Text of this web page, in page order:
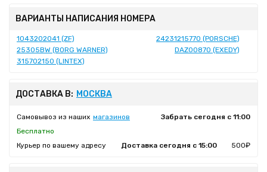
ВАРИАНТЫ НАПИСАНИЯ НОМЕРА
1043202041 (ZF)
24231215770 (PORSCHE)
25305BW (BORG WARNER)
DAZ00870 (EXEDY)
315702150 (LINTEX)
ДОСТАВКА В: МОСКВА
Самовывоз из наших магазинов
Забрать сегодня с 11:00
Бесплатно
Курьер по вашему адресу
Доставка сегодня с 15:00 500₽